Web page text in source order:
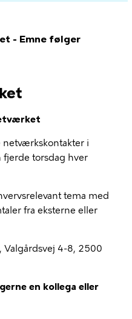
- Emne følger
netværkskontakter i
torsdag hver
tema med
fra eksterne eller
Valgårdsvej 4-8, 2500
en kollega eller